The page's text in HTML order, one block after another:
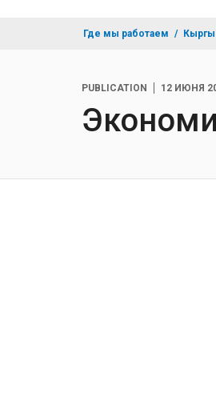
Где мы работаем
PUBLICATION 12 ИЮНЯ